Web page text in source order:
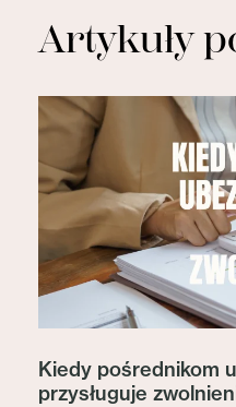
Artykuły
Kiedy pośrednikom
przysługuje